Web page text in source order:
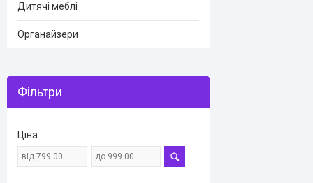
Дитячі меблі
Органайзери
Фільтри
Ціна